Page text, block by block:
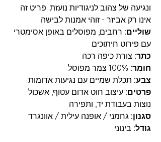
ונגיעה של צהוב לניגודיות נועזת. פריט זה
אינו רק אביזר - זוהי אמנות לבישה.
שוליים: רחבים, מפוסלים באופן אסימטרי
עם פירוט חיתוכים
כתר: צורת כיפה רכה
חומר:
צבע: תכלת שמיים עם נגיעות אדומות
פרטים: עיצוב חוט אדום עטוף, אשכול
נוצות בעבודת יד, ותפירה
סגנון: גחמני / אופנה עילית / אוונגרד
גודל: בינוני